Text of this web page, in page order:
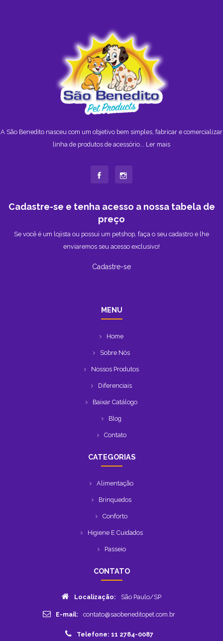
A São Benedito nasceu com um objetivo bem simples, fabricar e comercializar
linha de produtos de acessório... Ler mais
Cadastre-se e tenha acesso a nossa tabela de
preço
Se você é um lojista ou possui um petshop, faça o seu cadastro e lhe
enviaremos seu acesso exclusivo!
Cadastre-se
MENU
Home
Sobre Nós
Nossos Produtos
Diferenciais
Baixar Catálogo
Blog
Contato
CATEGORIAS
Alimentação
Brinquedos
Conforto
Higiene E Cuidados
Passeio
CONTATO
Localização: São Paulo/SP
E-mail: contato@saobeneditopet.com.br
Telefone: 11 2784-0087